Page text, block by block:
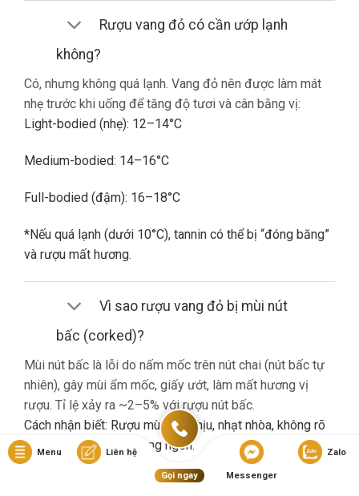
Rượu vang đỏ có cần ướp lạnh
không?
Có, nhưng không quá lạnh. Vang đỏ nên được làm mát
nhẹ trước khi uống để tăng độ tươi và cân bằng vị:
Light-bodied (nhẹ): 12–14°C
Medium-bodied: 14–16°C
Full-bodied (đậm): 16–18°C
*Nếu quá lạnh (dưới 10°C), tannin có thể bị “đóng băng”
và rượu mất hương.
Vì sao rượu vang đỏ bị mùi nút
bấc (corked)?
Mùi nút bấc là lỗi do nấm mốc trên nút chai (nút bấc tự
nhiên), gây mùi ẩm mốc, giấy ướt, làm mất hương vị
rượu. Tỉ lệ xảy ra ~2–5% với rượu nút bấc.
Cách nhận biết: Rượu mùi khó chịu, nhạt nhòa, không rõ
hương trái cây dù là vang ngon.
Nếu gặp lỗi này, bạn nên liên hệ cửa hàng đổi trả (nếu có
Menu Liên hệ
Gọi ngay Messenger
Zalo